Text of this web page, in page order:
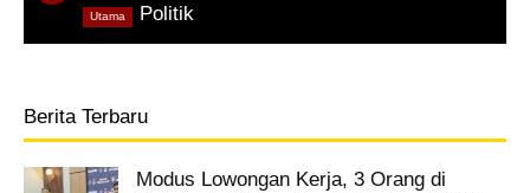
Politik
Utama
Berita Terbaru
Modus Lowongan Kerja, 3 Orang di